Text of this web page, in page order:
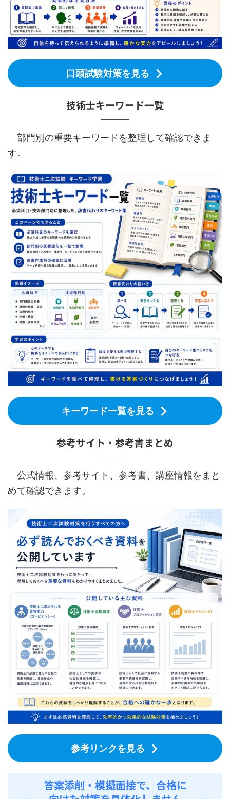
口頭試験対策を見る
技術士キーワード一覧
部門別の重要キーワードを整理して確認できま
す。
キーワード一覧を見る
参考サイト・参考書まとめ
公式情報、参考サイト、参考書、講座情報をまと
めて確認できます。
参考リンクを見る
答案添削・模擬面接で、合格に